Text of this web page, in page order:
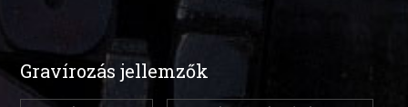
Gravírozás jellemzők